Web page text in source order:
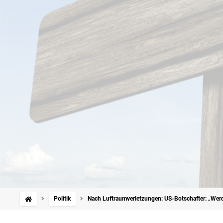
Politik Nach Luftraumverletzungen: US-Botschafter: